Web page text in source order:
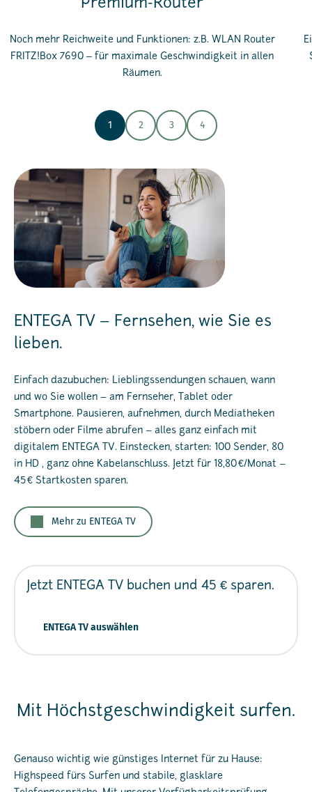
Premium-Router
Noch mehr Reichweite und Funktionen: z.B. WLAN Router
FRITZ!Box 7690 ‒ für maximale Geschwindigkeit in allen
Räumen.
1 2 3 4
ENTEGA TV – Fernsehen, wie Sie es
lieben.
Einfach dazubuchen: Lieblingssendungen schauen, wann
und wo Sie wollen – am Fernseher, Tablet oder
Smartphone. Pausieren, aufnehmen, durch Mediatheken
stöbern oder Filme abrufen – alles ganz einfach mit
digitalem ENTEGA TV. Einstecken, starten: 100 Sender, 80
in HD , ganz ohne Kabelanschluss. Jetzt für 18,80 €/Monat –
45 € Startkosten sparen.
Mehr zu ENTEGA TV
Jetzt ENTEGA TV buchen und 45 € sparen.
ENTEGA TV auswählen
Mit Höchstgeschwindigkeit surfen.
Genauso wichtig wie günstiges Internet für zu Hause:
Highspeed fürs Surfen und stabile, glasklare